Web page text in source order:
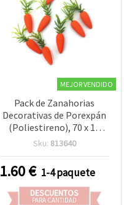
MEJOR VENDIDO
Pack de Zanahorias
Decorativas de Porexpán
(Poliestireno), 70 x 13
mm - 12 uds
Sku: 813640
1.60€ 1-4 paquete
DESCUENTOS
PARA CANTIDAD